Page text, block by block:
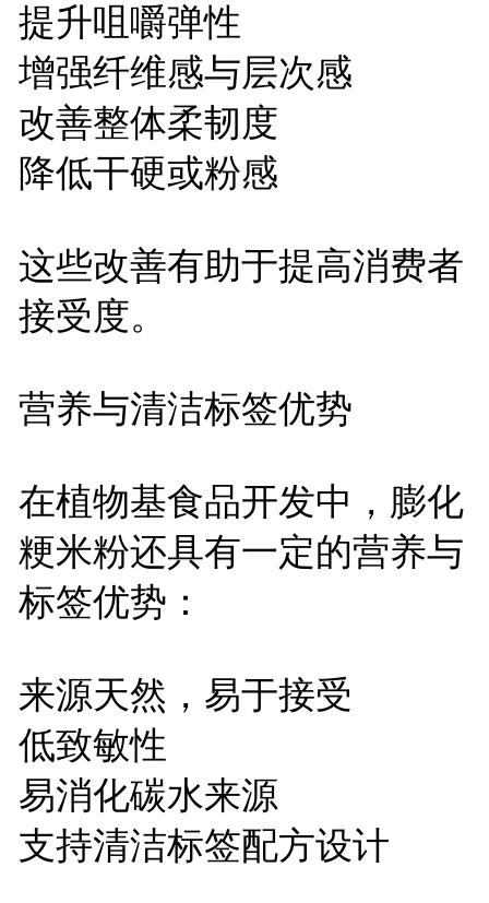
提升咀嚼弹性
增强纤维感与层次感
改善整体柔韧度
降低干硬或粉感
这些改善有助于提高消费者
接受度。
营养与清洁标签优势
在植物基食品开发中，膨化
粳米粉还具有一定的营养与
标签优势：
来源天然，易于接受
低致敏性
易消化碳水来源
支持清洁标签配方设计